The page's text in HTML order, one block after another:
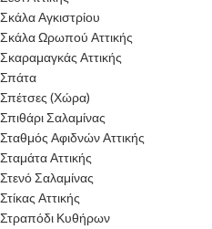
Σκάλα Αγκιστρίου
Σκάλα Ωρωπού Αττικής
Σκαραμαγκάς Αττικής
Σπάτα
Σπέτσες (Χώρα)
Σπιθάρι Σαλαμίνας
Σταθμός Αφιδνών Αττικής
Σταμάτα Αττικής
Στενό Σαλαμίνας
Στίκας Αττικής
Στραπόδι Κυθήρων